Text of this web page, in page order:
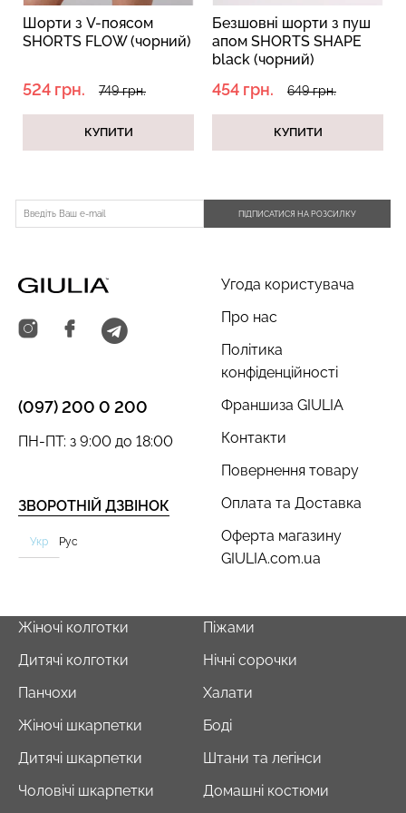
Шорти з V-поясом
SHORTS FLOW (чорний)
524 грн. 749 грн.
КУПИТИ
Безшовні шорти з пуш
апом SHORTS SHAPE
black (чорний)
454 грн. 649 грн.
КУПИТИ
ПІДПИСАТИСЯ НА РОЗСИЛКУ
Угода користувача
Про нас
Політика
конфіденційності
Франшиза GIULIA
Контакти
Повернення товару
Оплата та Доставка
Оферта магазину
GIULIA.com.ua
(097) 200 0 200
ЗВОРОТНІЙ ДЗВІНОК
ПН-ПТ: з 9:00 до 18:00
Укр Рус
Жіночі колготки
Дитячі колготки
Панчохи
Жіночі шкарпетки
Дитячі шкарпетки
Чоловічі шкарпетки
Піжами
Нічні сорочки
Халати
Боді
Штани та легінси
Домашні костюми